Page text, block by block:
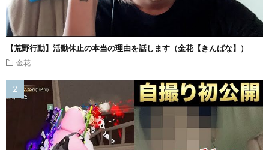
【荒野行動】活動休止の本当の理由を話します（金花【きんばな】）
金花